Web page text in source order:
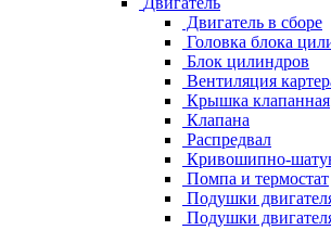
Двигатель в сборе
Головка блока
Блок цилиндров
Вентиляция
Крышка клапанная
Клапана
Распредвал
Кривошипно-
Помпа и термостат
Подушки
Подушки